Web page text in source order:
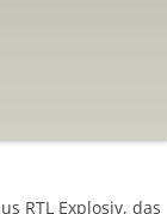
RTL Explosiv, das